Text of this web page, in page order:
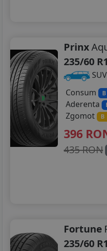
Prinx
235/60
Consum
B
Aderenta
Zgomot B
396
435 RON
Fortune
235/60